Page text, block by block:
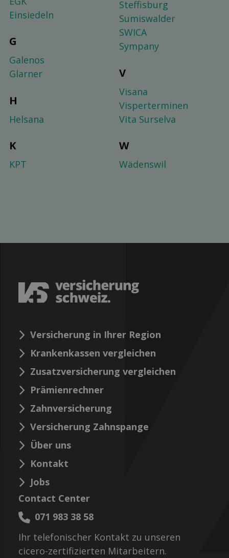
Einsiedeln
G
Galenos
Glarner
H
Helsana
K
KPT
Steffisburg
Sumiswalder
SWICA
Sympany
V
Visana
Visperterminen
Vita Surselva
W
Wädenswil
Versicherung in Ihrer Region
Krankenkassen vergleichen
Zusatzversicherung vergleichen
Prämienrechner
Zahnversicherung
Versicherung Zahnspange
Über uns
Kontakt
Jobs
Contact Center
071 983 38 58
Ihr telefonischer Kontakt zu unseren
cicero-zertifizierten Mitarbeitern.